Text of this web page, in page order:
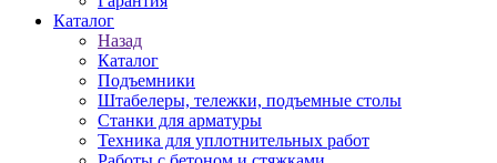
Каталог
Назад
Каталог
Подъемники
Штабелеры, тележки, подъемные столы
Станки для арматуры
Техника для уплотнительных работ